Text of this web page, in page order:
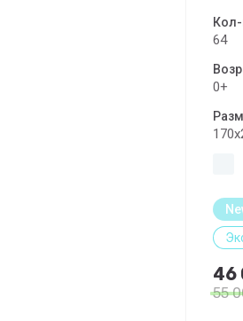
64
0+
46
55